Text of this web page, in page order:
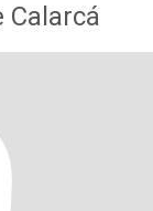
Calarcá